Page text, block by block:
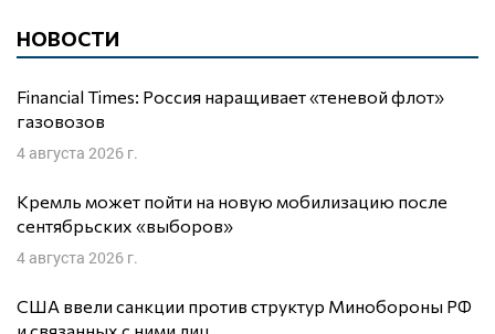
НОВОСТИ
Financial Times: Россия наращивает «теневой флот»
газовозов
4 августа 2026 г.
Кремль может пойти на новую мобилизацию после
сентябрьских «выборов»
4 августа 2026 г.
США ввели санкции против структур Минобороны РФ